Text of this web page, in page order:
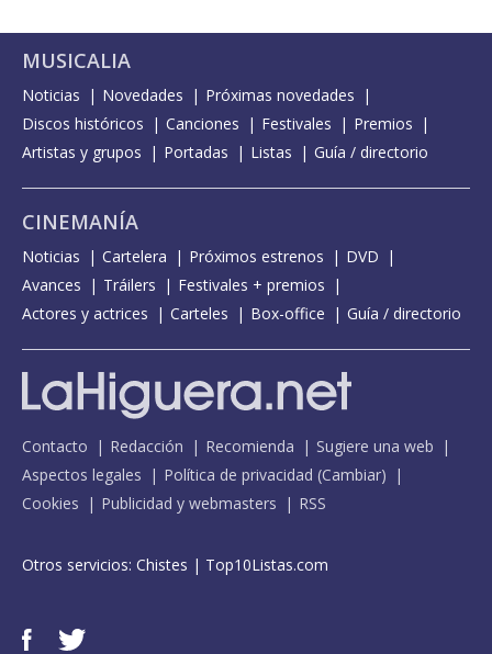
MUSICALIA
Noticias Novedades
Próximas novedades
Discos históricos
Canciones Festivales
Premios
Artistas y grupos
Portadas Listas Guía / directorio
CINEMANÍA
Noticias Cartelera Próximos estrenos
DVD
Avances
Tráilers
Festivales + premios
Actores y actrices
Carteles Box-office Guía / directorio
Contacto Redacción Recomienda
Sugiere una web
Aspectos legales
Política de privacidad (Cambiar)
Cookies
Publicidad y webmasters RSS
Otros servicios: Chistes | Top10Listas.com